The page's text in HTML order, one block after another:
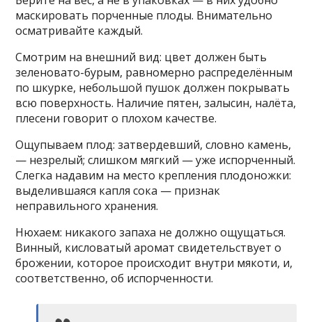
маскировать порченные плоды. Внимательно
осматривайте каждый.
Смотрим на внешний вид: цвет должен быть
зеленовато-бурым, равномерно распределённым
по шкурке, небольшой пушок должен покрывать
всю поверхность. Наличие пятен, залысин, налёта,
плесени говорит о плохом качестве.
Ощупываем плод: затвердевший, словно камень,
— незрелый; слишком мягкий — уже испорченный.
Слегка надавим на место крепления плодоножки:
выделившаяся капля сока — признак
неправильного хранения.
Нюхаем: никакого запаха не должно ощущаться.
Винный, кисловатый аромат свидетельствует о
брожении, которое происходит внутри мякоти, и,
соответственно, об испорченности.